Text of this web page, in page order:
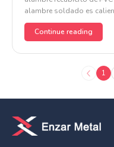
alambre soldado es
Continue reading
1